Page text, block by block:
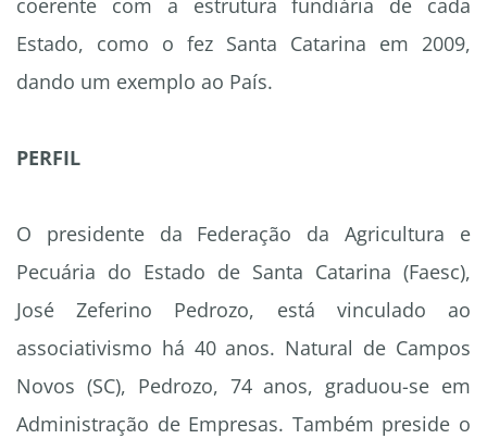
coerente com a estrutura fundiária de cada
Estado, como o fez Santa Catarina em 2009,
dando um exemplo ao País.
PERFIL
O presidente da Federação da Agricultura e
Pecuária do Estado de Santa Catarina (Faesc),
José Zeferino Pedrozo, está vinculado ao
associativismo há 40 anos. Natural de Campos
Novos (SC), Pedrozo, 74 anos, graduou-se em
Administração de Empresas. Também preside o